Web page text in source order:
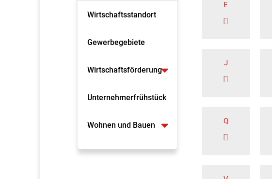
Wirtschaftsstandort
Gewerbegebiete
Wirtschaftsförderung
Unternehmerfrühstück
Wohnen und Bauen
E
J
Q